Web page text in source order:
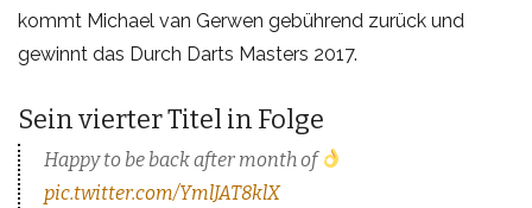
kommt Michael van Gerwen gebührend zurück und
gewinnt das Durch Darts Masters 2017.
Sein vierter Titel in Folge
Happy to be back after month of
pic.twitter.com/YmlJAT8klX